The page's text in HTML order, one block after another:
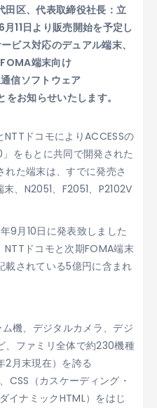
田区、代表取締役社長：立
11日より販売開始を予定し
ビス対応のデュアル端末、
端末向け
信ソフトウェア
をお知らせいたします。
ドコモによりACCESSの
をもとに共同で開発された
れた端末は、すでに発売さ
、N2051、F2051、P2102V
9月10日に発表致しました
NTTドコモと次期FOMA端末
載されている5億円に含まれ
機、デジタルカメラ、デジ
、ファミリ全体で約230機種
月末現在）を誇る
（カスケーディング・
イナミックHTML）をはじ